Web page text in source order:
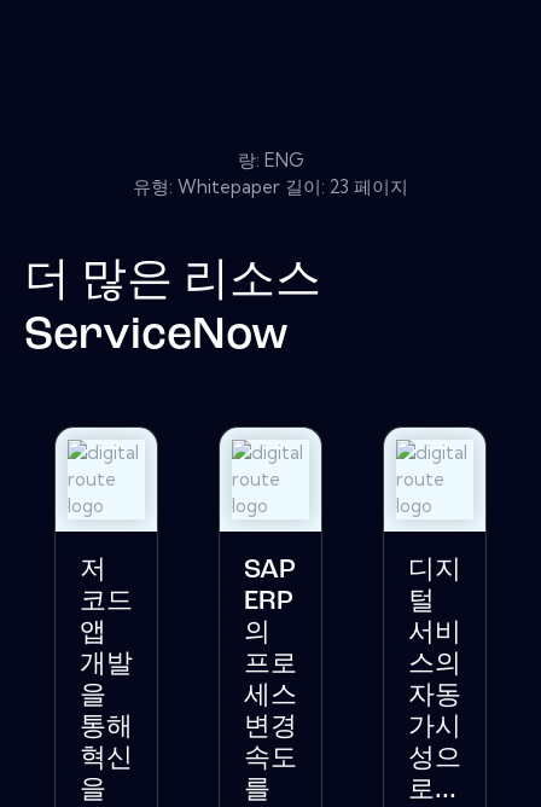
랑: ENG
유형: Whitepaper 길이: 23 페이지
더 많은 리소스
ServiceNow
저
코드
앱
개발
을
통해
혁신
을
SAP
ERP
의
프로
세스
변경
속도
를
디지
털
서비
스의
자동
가시
성으
로...